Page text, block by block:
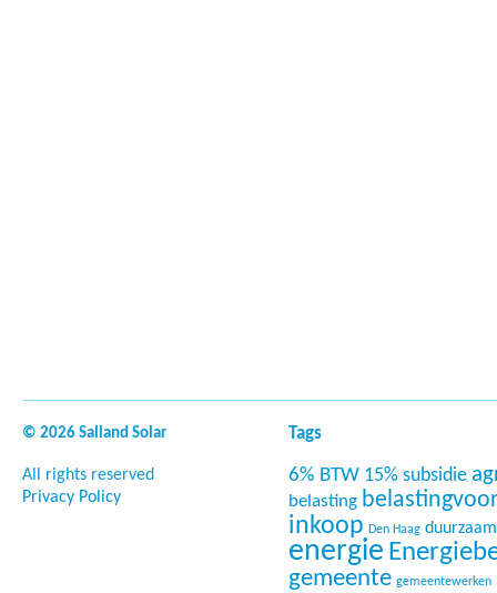
© 2026 Salland Solar
All rights reserved
Privacy Policy
Tags
6% BTW 15% subsidie
belasting
inkoop Den Haag
energie
gemeente gemeentewerken